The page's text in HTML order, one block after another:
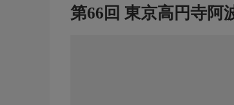
第66回 東京高円寺阿